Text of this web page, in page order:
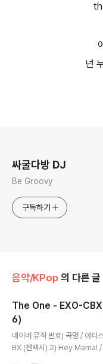
넌
싸굴다방 DJ
Be Groovy
구독하기
음악/KPop 의 다른 글
The One - EXO-
6)
네이버 뮤직 번호) 곡명 / 아
BX (첸백시) 2) Hey Mama!